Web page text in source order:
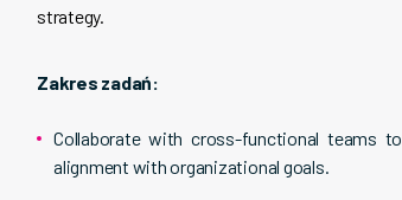
strategy.
Zakres zadań:
Collaborate with cross-functional teams
alignment with organizational goals.